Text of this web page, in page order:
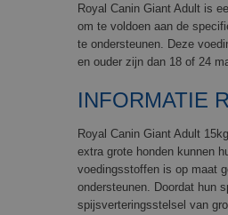
Royal Canin Giant Adult is
om te voldoen aan de
te ondersteunen. Deze
en ouder zijn dan 18 of 24
INFORMATIE
Royal Canin Giant Adult
extra grote honden kunnen
voedingsstoffen is op maat
ondersteunen. Doordat hun
spijsverteringsstelsel van